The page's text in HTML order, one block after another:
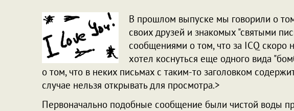
В прошлом выпуске мы говорили о
своих друзей и знакомых "святыми
сообщениями о том, что за ICQ скоро
хотел коснуться еще одного вида
о том, что в неких письмах с таким-то заголовком
случае нельзя открывать для просмотра.>
Первоначально подобные сообщение были чистой воды